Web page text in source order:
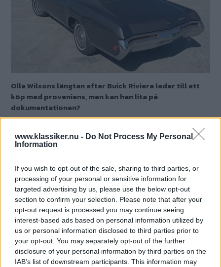
www.klassiker.nu - Do Not Process My Personal
Information
If you wish to opt-out of the sale, sharing to third parties, or
processing of your personal or sensitive information for
targeted advertising by us, please use the below opt-out
section to confirm your selection. Please note that after your
opt-out request is processed you may continue seeing
interest-based ads based on personal information utilized by
us or personal information disclosed to third parties prior to
your opt-out. You may separately opt-out of the further
disclosure of your personal information by third parties on the
IAB’s list of downstream participants. This information may
Olle Wilsons längtan efter Buick Riviera leder till ett
köp med proveniens, men kan han lita på
dokumentationen?
Olle Wilson
Olle Wilson
Det här är en låst artikel.Logga inför
att fortsätta läsa.
DIGITAL PRENUMERATION